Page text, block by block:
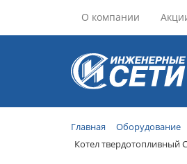
О компании
Главная Оборудование
Котел твердотопливный